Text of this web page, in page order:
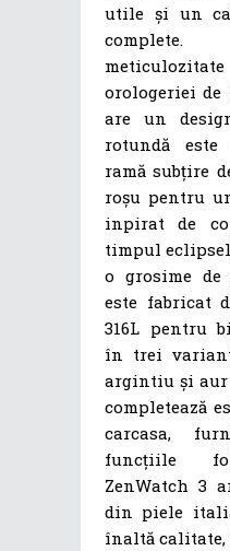
utile și un
orologeriei de
are un
rotundă
ramă subțire
roșu pentru
inpirat de
timpul
o grosime de
este fabricat
316L pentru
în trei
argintiu și aur
completează
carcasa,
funcțiile
ZenWatch 3
din piele
înaltă calitate,